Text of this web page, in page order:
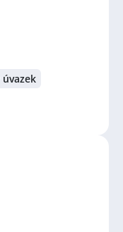
úvazek